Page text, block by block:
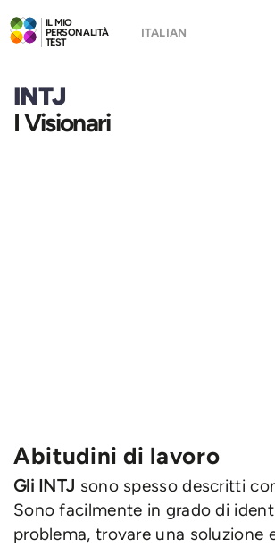
IL MIO
PERSONALITÀ
TEST
INTJ
I Visionari
Abitudini di lavoro
Gli INTJ sono spesso descritti
Sono facilmente in grado di
problema, trovare una soluzione